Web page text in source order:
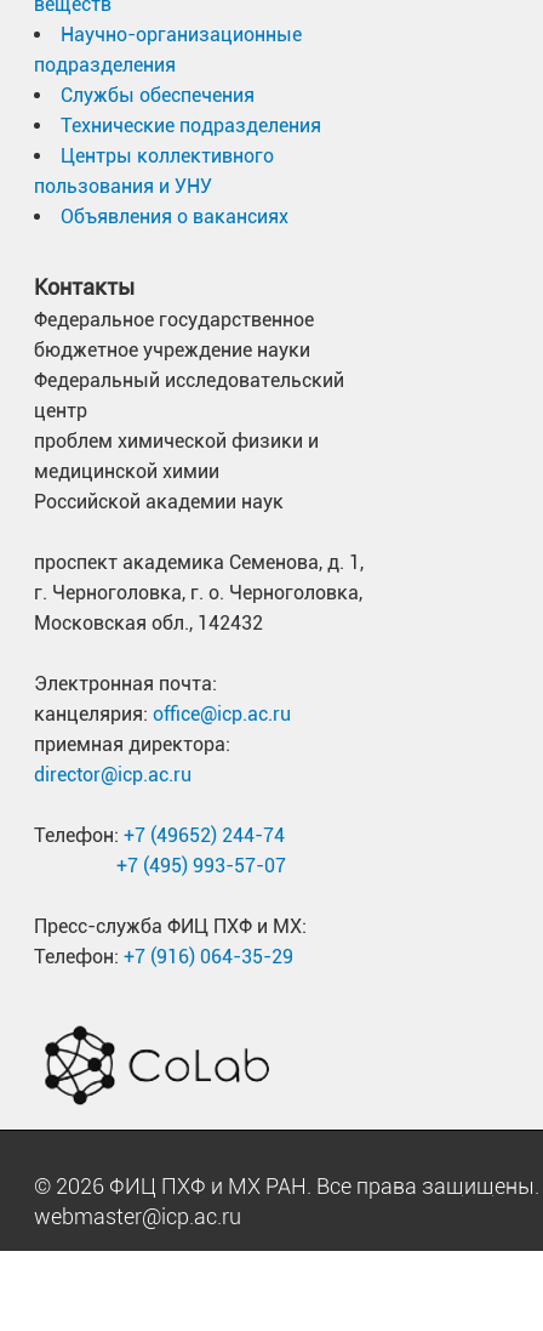
Научно-организационные
подразделения
Службы обеспечения
Технические подразделения
Центры коллективного
пользования и УНУ
Объявления о вакансиях
Контакты
Федеральное государственное
бюджетное учреждение науки
Федеральный исследовательский
центр
проблем химической физики и
медицинской химии
Российской академии наук
проспект академика Семенова, д. 1,
г. Черноголовка, г. о. Черноголовка,
Московская обл., 142432
Электронная почта:
канцелярия: office@icp.ac.ru
приемная директора:
director@icp.ac.ru
Телефон: +7 (49652) 244-74
+7 (495) 993-57-07
Пресс-служба ФИЦ ПХФ и МХ:
Телефон: +7 (916) 064-35-29
© 2026 ФИЦ ПХФ и МХ РАН. Все права
webmaster@icp.ac.ru